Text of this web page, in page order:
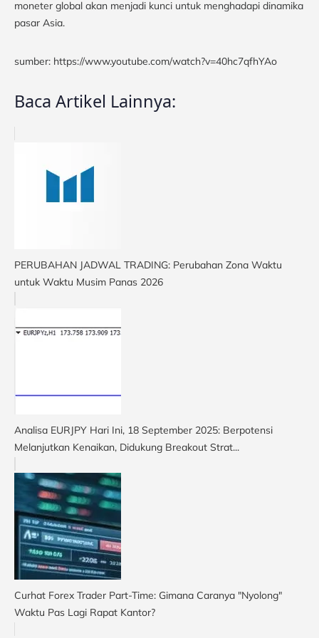
moneter global akan menjadi kunci untuk menghadapi dinamika
pasar Asia.
sumber: https://www.youtube.com/watch?v=40hc7qfhYAo
Baca Artikel Lainnya:
PERUBAHAN JADWAL TRADING: Perubahan Zona Waktu
untuk Waktu Musim Panas 2026
Analisa EURJPY Hari Ini, 18 September 2025: Berpotensi
Melanjutkan Kenaikan, Didukung Breakout Strat...
Curhat Forex Trader Part-Time: Gimana Caranya "Nyolong"
Waktu Pas Lagi Rapat Kantor?